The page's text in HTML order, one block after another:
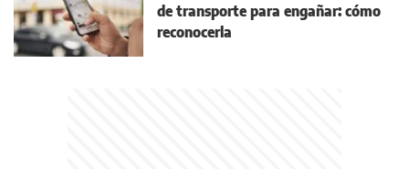
de transporte para engañar: cómo
reconocerla